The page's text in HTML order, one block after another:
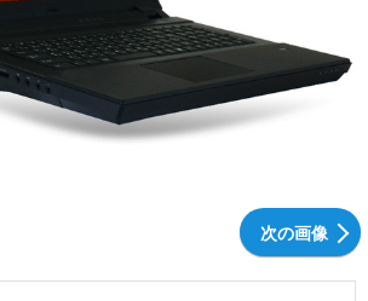
次の画像